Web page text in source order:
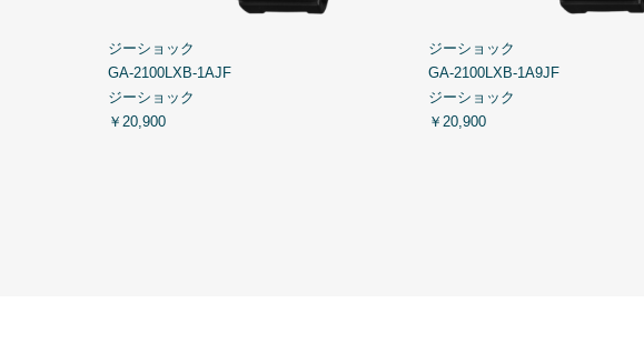
ジーショック
GA-2100LXB-1AJF
ジーショック
￥20,900
ジーショック
GA-2100LXB-1A9JF
ジーショック
￥20,900